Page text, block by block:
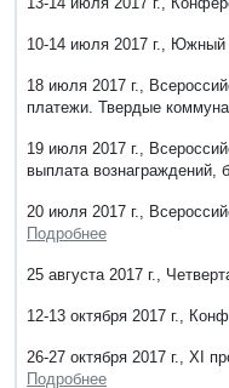
10-14 июля 2017 г.,
18 июля 2017 г.,
платежи. Твердые
19 июля 2017 г.,
выплата вознаграждений,
20 июля 2017 г.,
Подробнее
25 августа 2017 г.,
12-13 октября 2017 г.,
26-27 октября 2017 г., XI
Подробнее